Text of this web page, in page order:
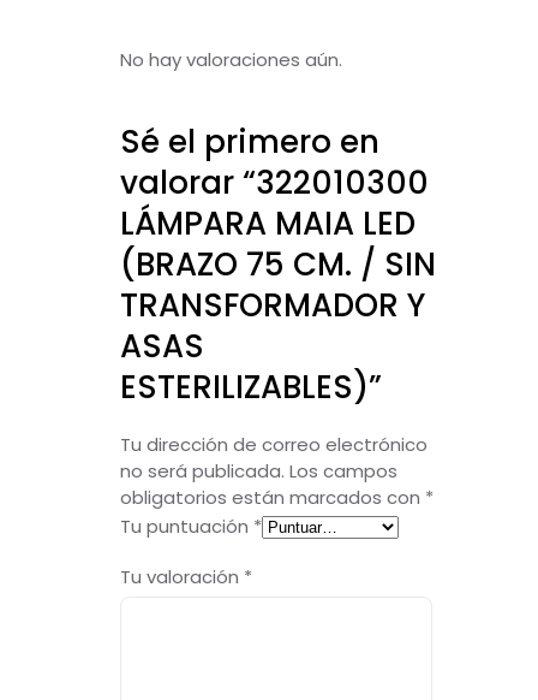
No hay valoraciones aún.
Sé el primero en
valorar “322010300
LÁMPARA MAIA LED
(BRAZO 75 CM. / SIN
TRANSFORMADOR Y
ASAS
ESTERILIZABLES)”
Tu dirección de correo electrónico
no será publicada. Los campos
obligatorios están marcados con *
Tu puntuación *
Tu valoración *